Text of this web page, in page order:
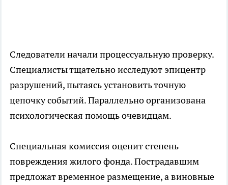
Следователи начали процессуальную проверку.
Специалисты тщательно исследуют эпицентр
разрушений, пытаясь установить точную
цепочку событий. Параллельно организована
психологическая помощь очевидцам.
Специальная комиссия оценит степень
повреждения жилого фонда. Пострадавшим
предложат временное размещение, а виновные